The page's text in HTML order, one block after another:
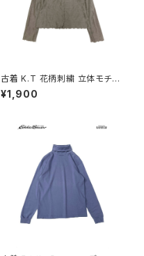
古着 K.T 花柄刺繍 立体モチー
フ 前開き 無地 リネン 長袖 ブラ
ウス こげ茶 (ttu2509069)
¥1,900